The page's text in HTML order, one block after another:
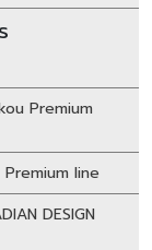
Premium
line
DESIGN